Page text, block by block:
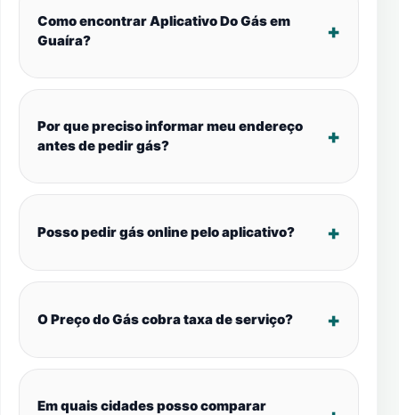
Como encontrar Aplicativo Do Gás em
Guaíra?
Por que preciso informar meu endereço
antes de pedir gás?
Posso pedir gás online pelo aplicativo?
O Preço do Gás cobra taxa de serviço?
Em quais cidades posso comparar